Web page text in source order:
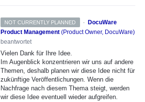
NOT CURRENTLY PLANNED ·
DocuWare
Product Management (Product Owner, DocuWare)
beantwortet
Vielen Dank für Ihre Idee.
Im Augenblick konzentrieren wir uns auf andere
Themen, deshalb planen wir diese Idee nicht für
zukünftige Veröffentlichungen. Wenn die
Nachfrage nach diesem Thema steigt, werden
wir diese Idee eventuell wieder aufgreifen.